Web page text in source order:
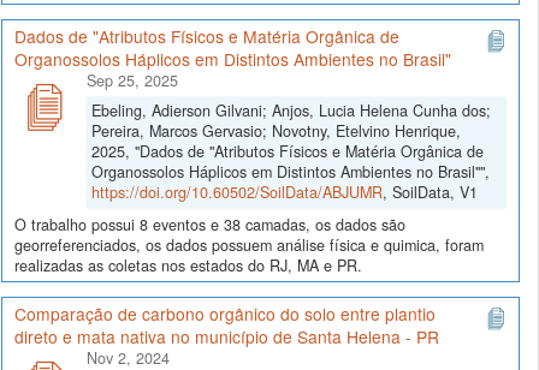
Dados de "Atributos Físicos e Matéria Orgânica de
Organossolos Háplicos em Distintos Ambientes no Brasil"
Sep 25, 2025
Ebeling, Adierson Gilvani; Anjos, Lucia Helena Cunha dos;
Pereira, Marcos Gervasio; Novotny, Etelvino Henrique,
2025, "Dados de "Atributos Físicos e Matéria Orgânica de
Organossolos Háplicos em Distintos Ambientes no Brasil"",
https://doi.org/10.60502/SoilData/ABJUMR, SoilData, V1
O trabalho possui 8 eventos e 38 camadas, os dados são
georreferenciados, os dados possuem análise física e quimica, foram
realizadas as coletas nos estados do RJ, MA e PR.
Comparação de carbono orgânico do solo entre plantio
direto e mata nativa no município de Santa Helena - PR
Nov 2, 2024